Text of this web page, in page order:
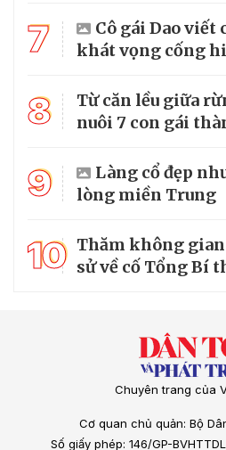
7
Cô gái Dao viết
khát vọng cống
8
Từ căn lều giữa
nuôi 7 con gái
9
Làng cổ đẹp
lòng miền Trung
10 Thăm không
sử về cố Tổng Bí
Chuyên trang của
Cơ quan chủ quản: Bộ
Số giấy phép: 146/GP-